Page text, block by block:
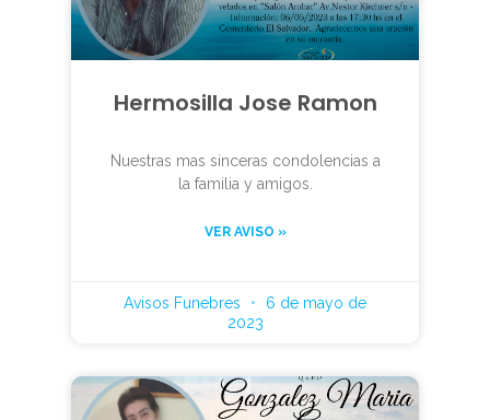
Hermosilla Jose Ramon
Nuestras mas sinceras condolencias a
la familia y amigos.
VER AVISO »
Avisos Funebres
6 de mayo de
2023